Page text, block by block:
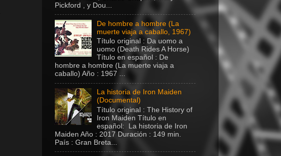
Pickford , y Dou...
De hombre a hombre (La
muerte viaja a caballo, 1967)
Título original : Da uomo a
uomo (Death Rides A Horse)
Título en español : De
hombre a hombre (La muerte viaja a
caballo) Año : 1967 ...
La historia de Iron Maiden
(Documental)
Título original : The History of
Iron Maiden Título en
español: La historia de Iron
Maiden Año : 2017 Duración : 149 min.
País : Gran Breta...